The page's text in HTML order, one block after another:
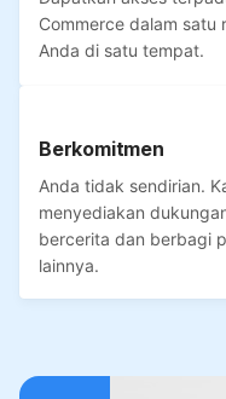
Commerce dalam satu
Anda di satu tempat.
Berkomitmen
Anda tidak sendirian.
menyediakan
bercerita dan berbagi
lainnya.